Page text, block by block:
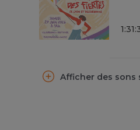
1:31:
Afficher des sons